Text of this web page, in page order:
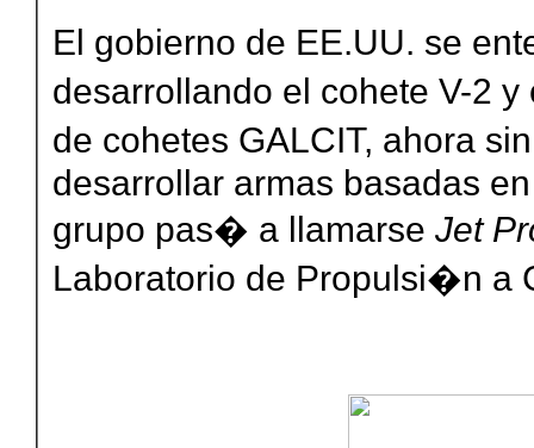
El gobierno de EE.UU. se
desarrollando el cohete V-2
de cohetes GALCIT, ahora
desarrollar armas basadas
grupo pas� a llamarse Jet
Laboratorio de Propulsi�n a